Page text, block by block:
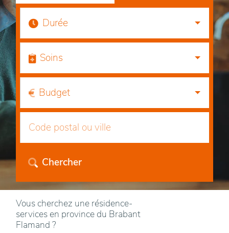
Durée
Soins
Budget
Chercher
Vous cherchez une résidence-
services en province du Brabant
Flamand ?